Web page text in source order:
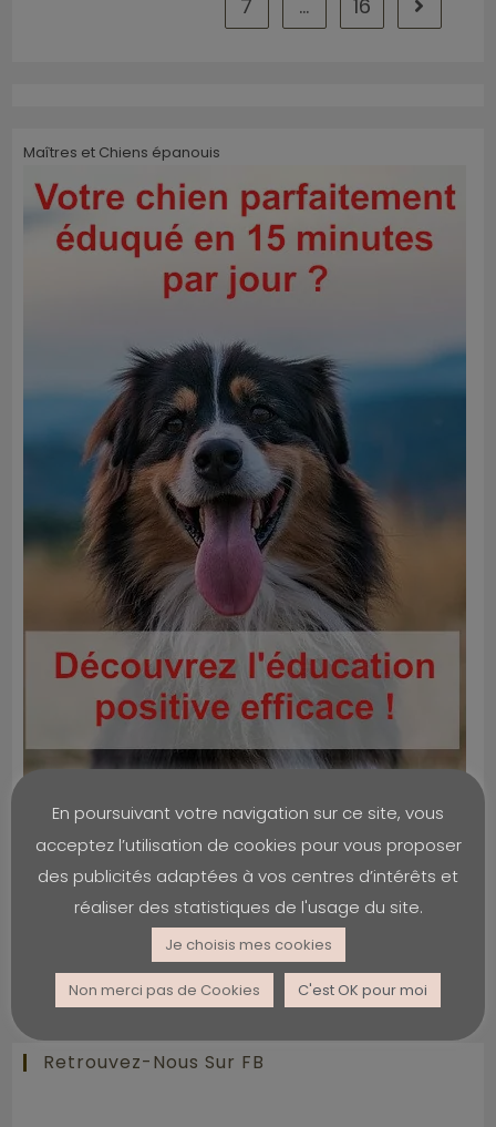
7
… 16
Maîtres et Chiens épanouis
La méthode 100 % positive !
Pour Rester Informé
Abonnez-vous aux notifications
Retrouvez-Nous Sur FB
En poursuivant votre navigation sur ce site, vous
acceptez l’utilisation de cookies pour vous proposer
des publicités adaptées à vos centres d’intérêts et
réaliser des statistiques de l'usage du site.
Je choisis mes cookies
Non merci pas de Cookies C'est OK pour moi